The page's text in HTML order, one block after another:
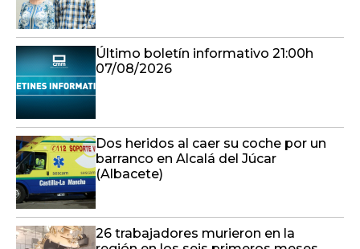
Último boletín informativo 21:00h
07/08/2026
Dos heridos al caer su coche por un
barranco en Alcalá del Júcar
(Albacete)
26 trabajadores murieron en la